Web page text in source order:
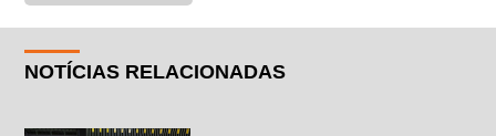
NOTÍCIAS RELACIONADAS